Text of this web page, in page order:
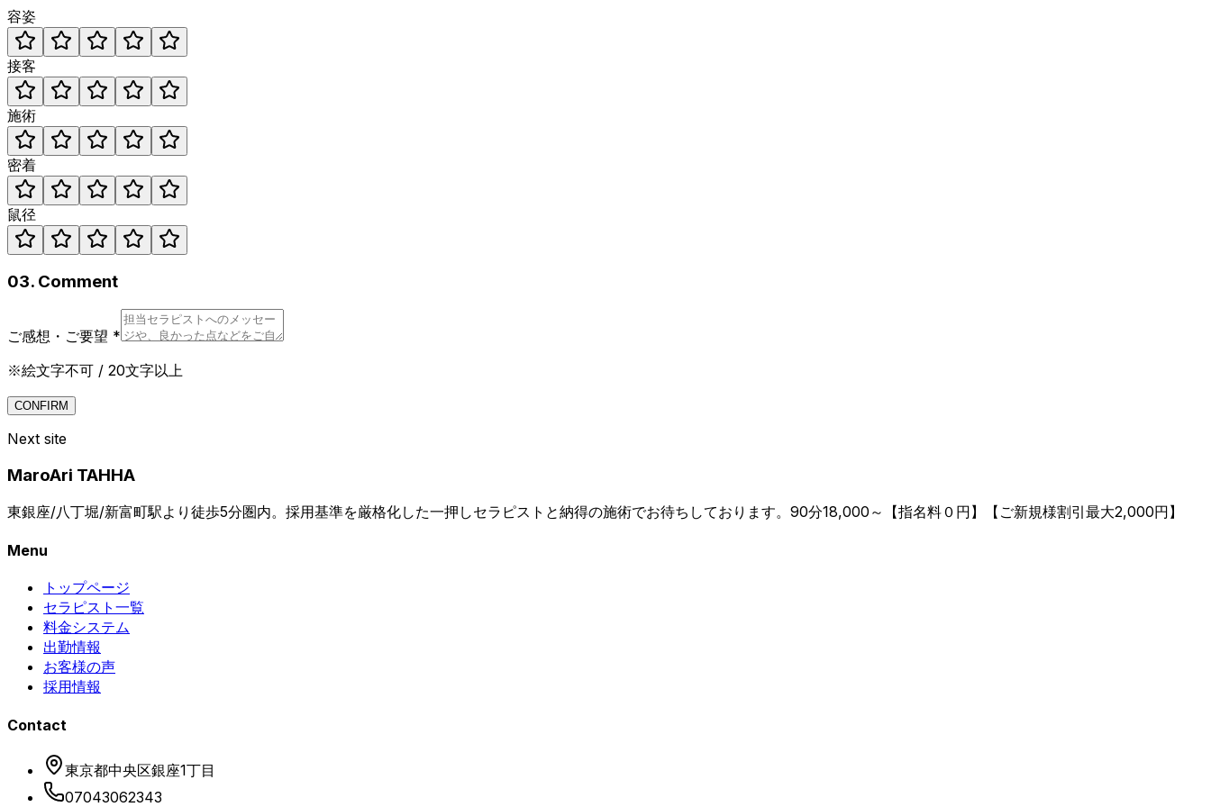
容姿
接客
施術
密着
鼠径
03. Comment
ご感想・ご要望 *
※絵文字不可 / 20文字以上
CONFIRM
Next site
MaroAri TAHHA
東銀座/八丁堀/新富町駅より徒歩5分圏内。採用基準を厳格化した一押しセラピストと納得の施術でお待ちしております。90分18,000～【指名料０円】【ご新規様割引最大2,000円】
Menu
トップページ
セラピスト一覧
料金システム
出勤情報
お客様の声
採用情報
Contact
東京都中央区銀座1丁目
07043062343